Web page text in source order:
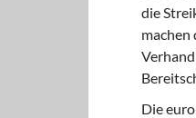
die
Die